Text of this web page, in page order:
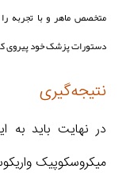
متخصص ماهر و با تجربه
دستورات پزشک خود پیروی
نتیجه‌گیری
در نهایت باید به
میکروسکوپیک